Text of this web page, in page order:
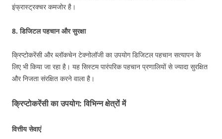
इंफ्रास्ट्रक्चर कमजोर है।
8.डिजिटल पहचान और सुरक्षा
क्रिप्टोकरेंसी और ब्लॉकचेन टेक्नोलॉजी का उपयोग डिजिटल पहचान सत्यापन के
लिए भी किया जा रहा है। यह सिस्टम पारंपरिक पहचान प्रणालियों से ज्यादा सुरक्षित
और निजता संरक्षित करने वाला है।
क्रिप्टोकरेंसी का उपयोग: विभिन्न क्षेत्रों में
वित्तीय सेवाएं